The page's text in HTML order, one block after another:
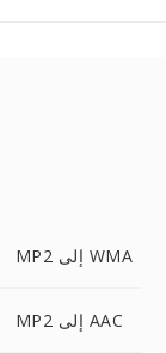
MP2 إلى WMA
MP2 إلى AAC